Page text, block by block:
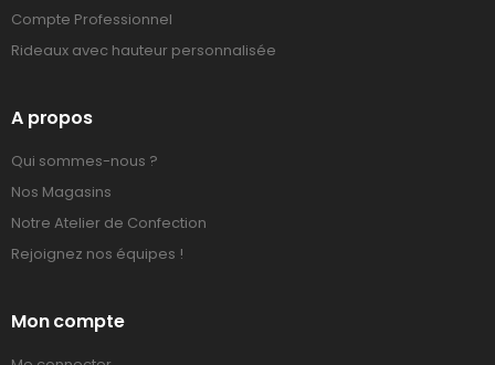
Compte Professionnel
Rideaux avec hauteur personnalisée
A propos
Qui sommes-nous ?
Nos Magasins
Notre Atelier de Confection
Rejoignez nos équipes !
Mon compte